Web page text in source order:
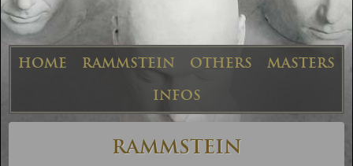
HOME RAMMSTEIN OTHERS
MASTERS
INFOS
RAMMSTEIN